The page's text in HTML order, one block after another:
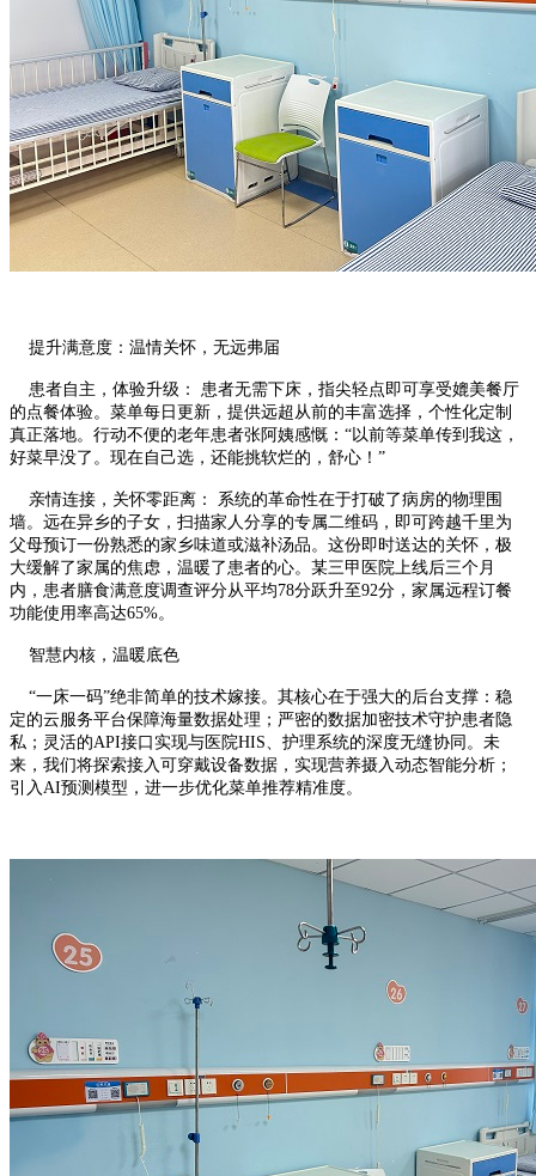
提升满意度：温情关怀，无远弗届
患者自主，体验升级： 患者无需下床，指尖轻点即可享受媲美餐厅
的点餐体验。菜单每日更新，提供远超从前的丰富选择，个性化定制
真正落地。行动不便的老年患者张阿姨感慨：“以前等菜单传到我这，
好菜早没了。现在自己选，还能挑软烂的，舒心！”
亲情连接，关怀零距离： 系统的革命性在于打破了病房的物理围
墙。远在异乡的子女，扫描家人分享的专属二维码，即可跨越千里为
父母预订一份熟悉的家乡味道或滋补汤品。这份即时送达的关怀，极
大缓解了家属的焦虑，温暖了患者的心。某三甲医院上线后三个月
内，患者膳食满意度调查评分从平均78分跃升至92分，家属远程订餐
功能使用率高达65%。
智慧内核，温暖底色
“一床一码”绝非简单的技术嫁接。其核心在于强大的后台支撑：稳
定的云服务平台保障海量数据处理；严密的数据加密技术守护患者隐
私；灵活的API接口实现与医院HIS、护理系统的深度无缝协同。未
来，我们将探索接入可穿戴设备数据，实现营养摄入动态智能分析；
引入AI预测模型，进一步优化菜单推荐精准度。